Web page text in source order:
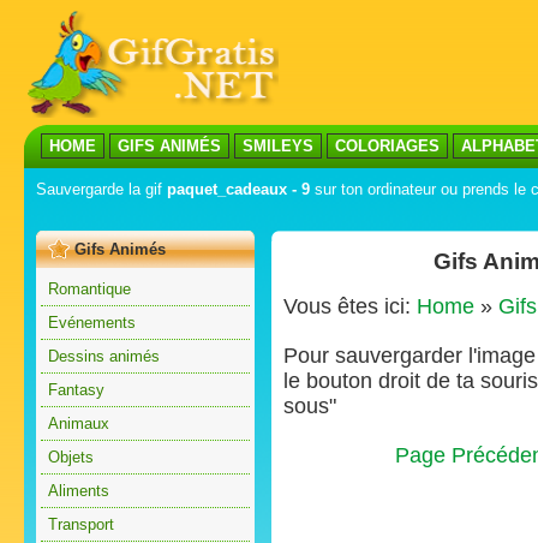
HOME GIFS ANIMÉS SMILEYS COLORIAGES
Sauvergarde la gif paquet_cadeaux - 9 sur ton ordinateur ou prends le
Gifs Animés
Romantique
Evénements
Dessins animés
Fantasy
Animaux
Objets
Aliments
Transport
Gifs
Vous êtes ici: Home »
Pour sauvergarder
le bouton droit de ta
sous"
Page